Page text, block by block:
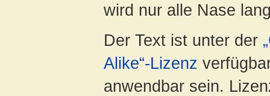
wird nur alle Nase
Der Text ist unter der
Alike“-Lizenz
anwendbar sein.